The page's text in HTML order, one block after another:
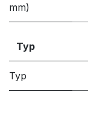
mm)
Typ
Typ